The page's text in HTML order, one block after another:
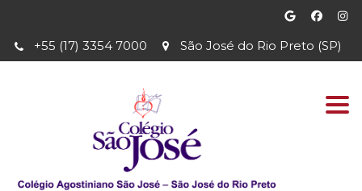
São José do Rio Preto (SP)
+55 (17) 3354 7000